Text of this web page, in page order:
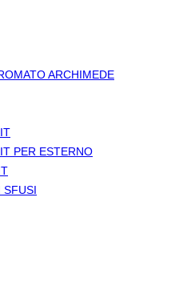
ARCHIMEDE
PER ESTERNO
SFUSI